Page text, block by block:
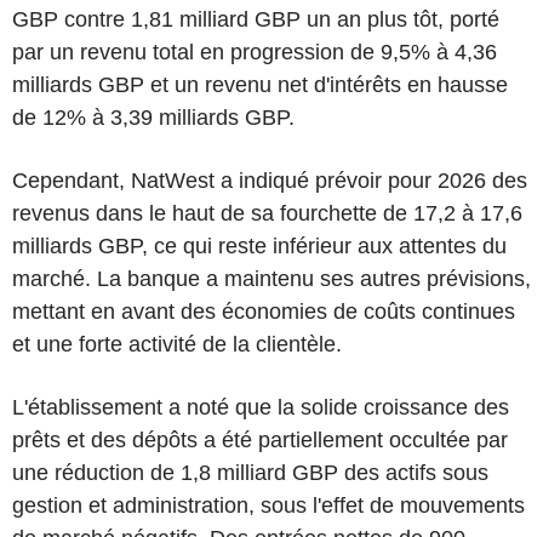
GBP contre 1,81 milliard GBP un an plus tôt, porté
par un revenu total en progression de 9,5% à 4,36
milliards GBP et un revenu net d'intérêts en hausse
de 12% à 3,39 milliards GBP.
Cependant, NatWest a indiqué prévoir pour 2026 des
revenus dans le haut de sa fourchette de 17,2 à 17,6
milliards GBP, ce qui reste inférieur aux attentes du
marché. La banque a maintenu ses autres prévisions,
mettant en avant des économies de coûts continues
et une forte activité de la clientèle.
L'établissement a noté que la solide croissance des
prêts et des dépôts a été partiellement occultée par
une réduction de 1,8 milliard GBP des actifs sous
gestion et administration, sous l'effet de mouvements